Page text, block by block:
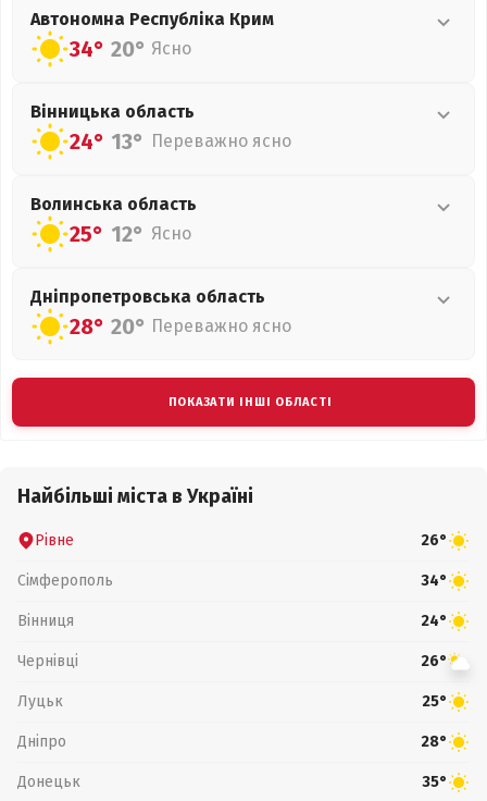
Автономна Республіка Крим
34° 20° Ясно
Вінницька область
24° 13° Переважно ясно
Волинська область
25° 12° Ясно
Дніпропетровська область
28° 20° Переважно ясно
ПОКАЗАТИ ІНШІ ОБЛАСТІ
Найбільші міста в Україні
Рівне 26°
Сімферополь 34°
Вінниця 24°
Чернівці 26°
Луцьк 25°
Дніпро 28°
Донецьк 35°